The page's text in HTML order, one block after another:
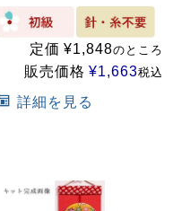
定価 ¥1,848のところ
販売価格 ¥1,663税込
詳細を見る